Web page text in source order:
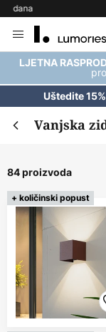
to
Content
LJETNA
Uštedite 15%
Vanjska
84 proizvoda
+ količinski popust